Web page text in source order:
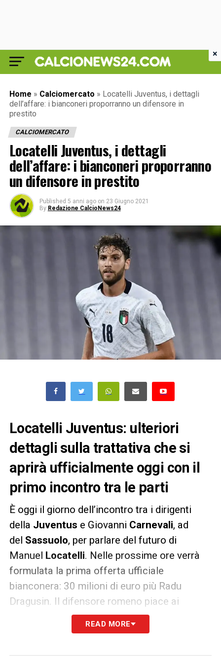
Home » Calciomercato » Locatelli Juventus, i dettagli
dell’affare: i bianconeri proporranno un difensore in
prestito
CALCIOMERCATO
Locatelli Juventus, i dettagli
dell’affare: i bianconeri proporranno
un difensore in prestito
Published 5 anni ago on 23 Giugno 2021
By Redazione CalcioNews24
Locatelli Juventus: ulteriori
dettagli sulla trattativa che si
aprirà ufficialmente oggi con il
primo incontro tra le parti
È oggi il giorno dell’incontro tra i dirigenti
della Juventus e Giovanni Carnevali, ad
del Sassuolo, per parlare del futuro di
Manuel Locatelli. Nelle prossime ore verrà
formulata la prima offerta ufficiale
bianconera: 30 milioni di euro più Radu
Dragusin. Il difensore romeno piace ai
neroverdi che non ritengono però l’offerta
complessiva equivalente ai 40 milioni
READ MORE
×